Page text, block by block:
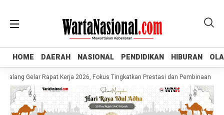
HOME DAERAH NASIONAL PENDIDIKAN HIBURAN
HOME DAERAH NASIONAL PENDIDIKAN HIBURAN
Gelar Rapat Kerja 2026, Fokus Tingkatkan Prestasi dan Pembinaan Atlet